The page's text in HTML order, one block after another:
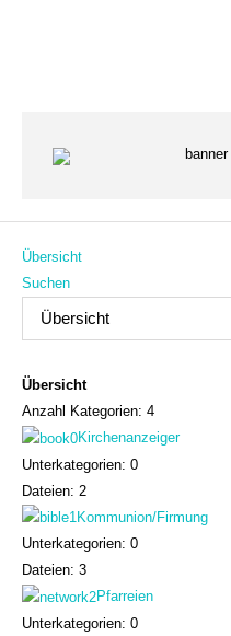
Übersicht
Suchen
Übersicht
Anzahl Kategorien: 4
Kirchenanzeiger
Unterkategorien: 0
Dateien: 2
Kommunion/Firmung
Unterkategorien: 0
Dateien: 3
Pfarreien
Unterkategorien: 0